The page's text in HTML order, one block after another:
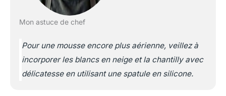
Mon astuce de chef
Pour une mousse encore plus aérienne, veillez à
incorporer les blancs en neige et la chantilly avec
délicatesse en utilisant une spatule en silicone.